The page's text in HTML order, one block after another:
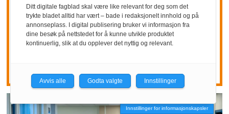
Årsrapport:Stadig
større mangfold i
politiet
Innstillinger for informasjonskapsler
Ditt digitale fagblad skal være like relevant for deg som det
trykte bladet alltid har vært – bade i redaksjonelt innhold og på
annonseplass. I digital publisering bruker vi informasjon fra
dine besøk på nettstedet for å kunne utvikle produktet
kontinuerlig, slik at du opplever det nyttig og relevant.
Avvis alle Godta valgte Innstillinger